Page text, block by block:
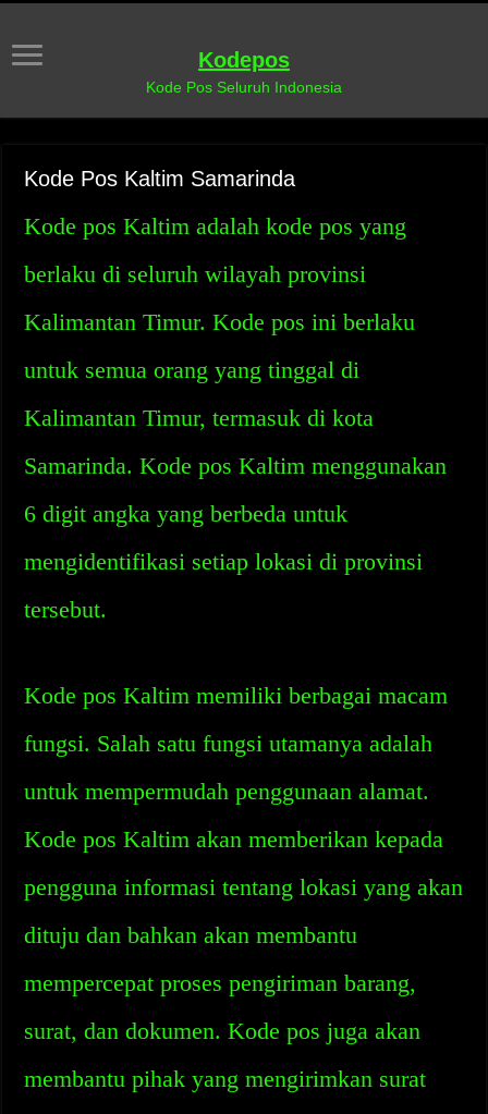
Kodepos
Kode Pos Seluruh Indonesia
Kode Pos Kaltim Samarinda
Kode pos Kaltim adalah kode pos yang
berlaku di seluruh wilayah provinsi
Kalimantan Timur. Kode pos ini berlaku
untuk semua orang yang tinggal di
Kalimantan Timur, termasuk di kota
Samarinda. Kode pos Kaltim menggunakan
6 digit angka yang berbeda untuk
mengidentifikasi setiap lokasi di provinsi
tersebut.
Kode pos Kaltim memiliki berbagai macam
fungsi. Salah satu fungsi utamanya adalah
untuk mempermudah penggunaan alamat.
Kode pos Kaltim akan memberikan kepada
pengguna informasi tentang lokasi yang akan
dituju dan bahkan akan membantu
mempercepat proses pengiriman barang,
surat, dan dokumen. Kode pos juga akan
membantu pihak yang mengirimkan surat